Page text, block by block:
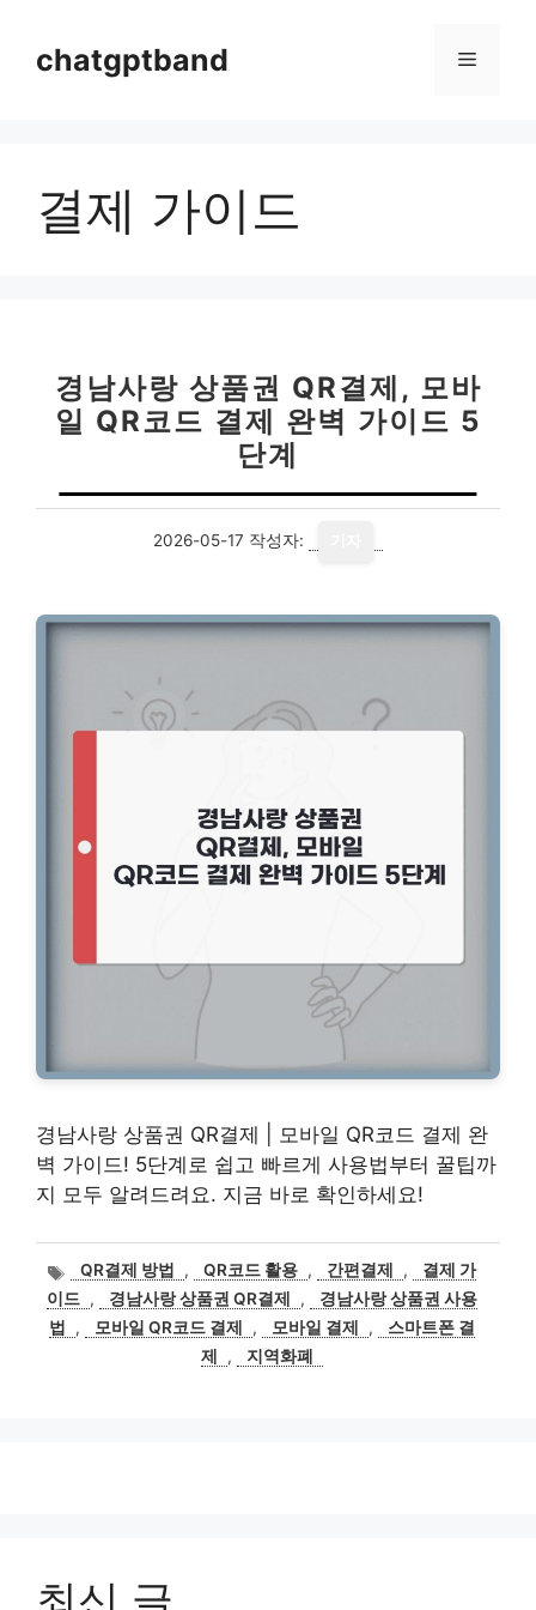
chatgptband 메
결제 가이드
경남사랑 상품권 QR결제, 모바
일 QR코드 결제 완벽 가이드 5
단계
2026-05-17 작성자:
경남사랑 상품권 QR결제 | 모바일 QR코드 결제 완
벽 가이드! 5단계로 쉽고 빠르게 사용법부터 꿀팁까
지 모두 알려드려요. 지금 바로 확인하세요!
태
그
QR결제 방법 , QR코드 활용 , 간편결제 ,
결제 가
이드 , 경남사랑 상품권 QR결제 ,
경남사랑 상품권 사용
법
, 모바일 QR코드 결제 , 모바일 결제 ,
스마트폰 결
제
, 지역화폐
최신 글